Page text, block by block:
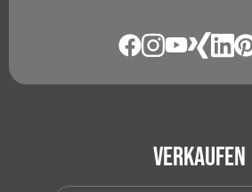
Verkaufen